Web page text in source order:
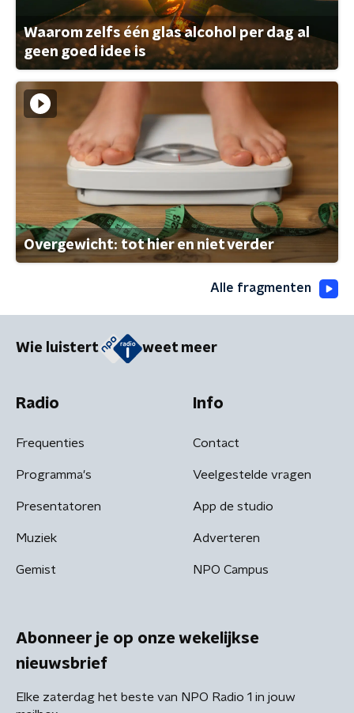
Waarom zelfs één glas alcohol per dag al
geen goed idee is
Overgewicht: tot hier en niet verder
Alle fragmenten
Wie luistert weet meer
Radio
Frequenties
Programma's
Presentatoren
Muziek
Gemist
Info
Contact
Veelgestelde vragen
App de studio
Adverteren
NPO Campus
Abonneer je op onze wekelijkse
nieuwsbrief
Elke zaterdag het beste van NPO Radio 1 in jouw